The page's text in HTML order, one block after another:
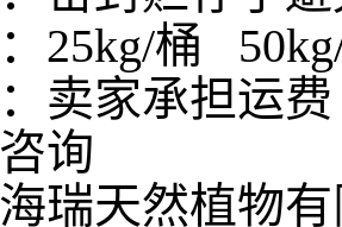
25kg/桶
卖家承担运
询
瑞天然植物